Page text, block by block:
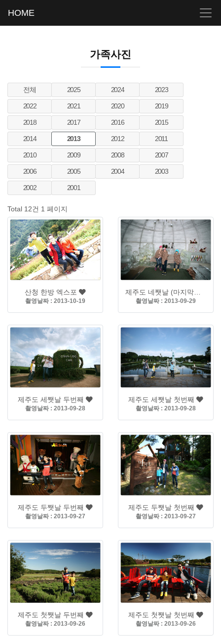
HOME
가족사진
전체 2025 2024 2023
2022 2021 2020 2019
2018 2017 2016 2015
2014 2013 2012 2011
2010 2009 2008 2007
2006 2005 2004 2003
2002 2001
Total 12건 1 페이지
산청 한방 엑스포
촬영날짜 : 2013-10-19 촬영날짜 : 2013-09-29
제주도 세쨋날 두번째
촬영날짜 : 2013-09-28
제주도 세쨋날 첫번째
촬영날짜 : 2013-09-28
제주도 두쨋날 두번째
촬영날짜 : 2013-09-27
제주도 두쨋날 첫번째
촬영날짜 : 2013-09-27
제주도 첫쨋날 두번째
촬영날짜 : 2013-09-26
제주도 첫쨋날 첫번째
촬영날짜 : 2013-09-26